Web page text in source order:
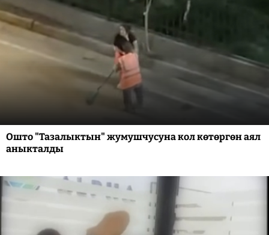
Ошто "Тазалыктын" жумушчусуна кол көтөргөн аял
аныкталды